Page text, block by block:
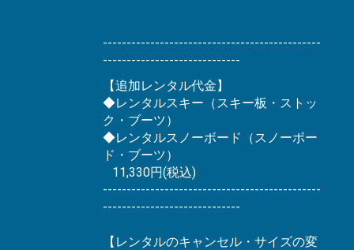
----------------------------------------------
-----------------------------
【追加レンタル代金】
◆レンタルスキー（スキー板・ストッ
ク・ブーツ）
◆レンタルスノーボード（スノーボー
ド・ブーツ）
11,330円(税込)
----------------------------------------------
-----------------------------
【レンタルのキャンセル・サイズの変